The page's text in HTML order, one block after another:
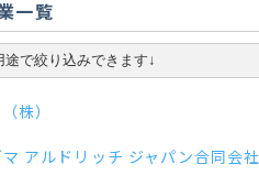
一覧
株）
マ アルドリッチ ジャパン合同会社